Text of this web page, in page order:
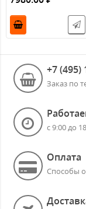
+7 (495)
Заказ по
с 9:00 до
Оплата
Способы